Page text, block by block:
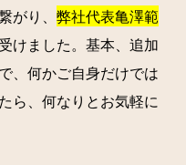
り、 弊社代表亀澤範
けました。基本、追加
、何かご自身だけでは
ら、何なりとお気軽に